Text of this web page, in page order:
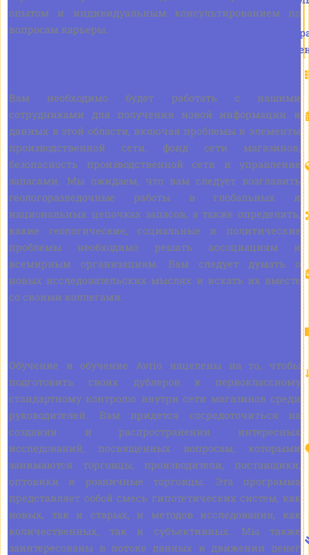
опытом и индивидуальным консультированием по
вопросам карьеры.
Вам необходимо будет работать с нашими
сотрудниками для получения новой информации и
данных в этой области, включая проблемы и элементы
производственной сети, фонд сети магазинов,
безопасность производственной сети и управление
запасами. Мы ожидаем, что вам следует возглавить
геологоразведочные работы в глобальных и
национальных цепочках запасов, а также определить,
какие геологические, социальные и политические
проблемы необходимо решать ассоциациям и
всемирным организациям. Вам следует думать о
новых исследовательских мыслях и искать их вместе
со своими коллегами.
Обучение и обучение Avrio нацелены на то, чтобы
подготовить своих дублеров к первоклассному
стандартному контролю внутри сети магазинов среди
руководителей. Вам придется сосредоточиться на
создании и распространении интересных
исследований, посвященных вопросам, которыми
занимаются торговцы, производители, поставщики,
оптовики и розничные торговцы. Эта программа
представляет собой смесь гипотетических систем, как
новых, так и старых, и методов исследования, как
количественных, так и субъективных. Мы также
заинтересованы в потоке данных и движении денег